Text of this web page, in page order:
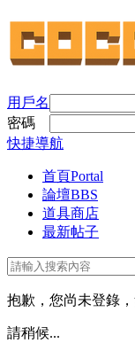
用戶名
密碼
快捷導航
首頁Portal
論壇BBS
道具商店
最新帖子
抱歉，您尚未登錄
請稍候...